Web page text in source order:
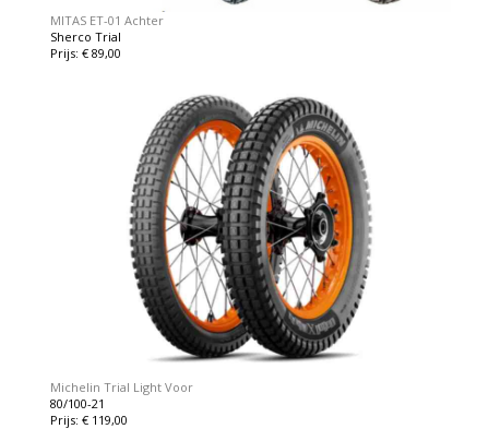
MITAS ET-01 Achter
Sherco Trial
Prijs: € 89,00
Michelin Trial Light Voor
80/100-21
Prijs: € 119,00